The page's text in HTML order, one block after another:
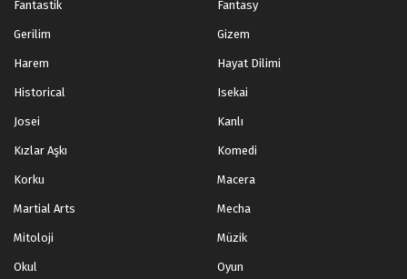
Fantastik Fantasy
Gerilim Gizem
Harem Hayat Dilimi
Historical Isekai
Josei Kanlı
Kızlar Aşkı Komedi
Korku Macera
Martial Arts Mecha
Mitoloji Müzik
Okul Oyun